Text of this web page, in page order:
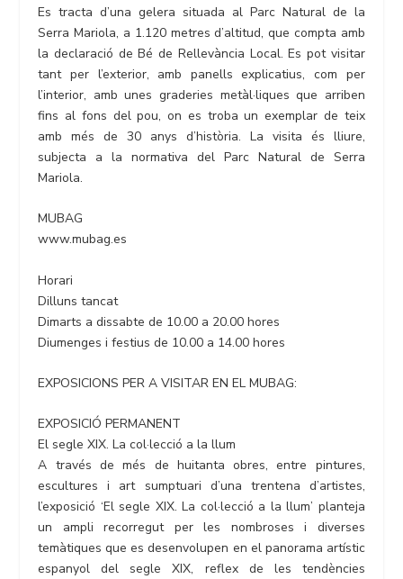
Es tracta d’una gelera situada al Parc Natural de la
Serra Mariola, a 1.120 metres d’altitud, que compta amb
la declaració de Bé de Rellevància Local. Es pot visitar
tant per l’exterior, amb panells explicatius, com per
l’interior, amb unes graderies metàl·liques que arriben
fins al fons del pou, on es troba un exemplar de teix
amb més de 30 anys d’història. La visita és lliure,
subjecta a la normativa del Parc Natural de Serra
Mariola.
MUBAG
www.mubag.es
Horari
Dilluns tancat
Dimarts a dissabte de 10.00 a 20.00 hores
Diumenges i festius de 10.00 a 14.00 hores
EXPOSICIONS PER A VISITAR EN EL MUBAG:
EXPOSICIÓ PERMANENT
El segle XIX. La col·lecció a la llum
A través de més de huitanta obres, entre pintures,
escultures i art sumptuari d’una trentena d’artistes,
l’exposició ‘El segle XIX. La col·lecció a la llum’ planteja
un ampli recorregut per les nombroses i diverses
temàtiques que es desenvolupen en el panorama artístic
espanyol del segle XIX, reflex de les tendències